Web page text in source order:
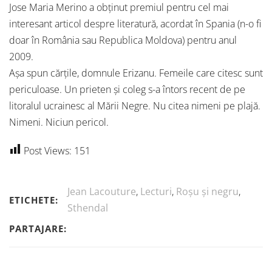
Jose Maria Merino a obținut premiul pentru cel mai
interesant articol despre literatură, acordat în Spania (n-o fi
doar în România sau Republica Moldova) pentru anul
2009.
Așa spun cărțile, domnule Erizanu. Femeile care citesc sunt
periculoase. Un prieten și coleg s-a întors recent de pe
litoralul ucrainesc al Mării Negre. Nu citea nimeni pe plajă.
Nimeni. Niciun pericol.
Post Views: 151
ETICHETE:
Jean Lacouture, Lecturi, Roșu și negru,
Sthendal
PARTAJARE: